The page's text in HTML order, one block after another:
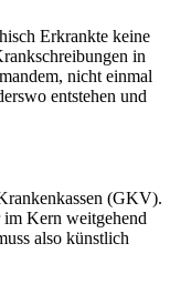
Erkrankte keine
in
nicht einmal
entstehen und
(GKV).
im Kern weitgehend
also künstlich